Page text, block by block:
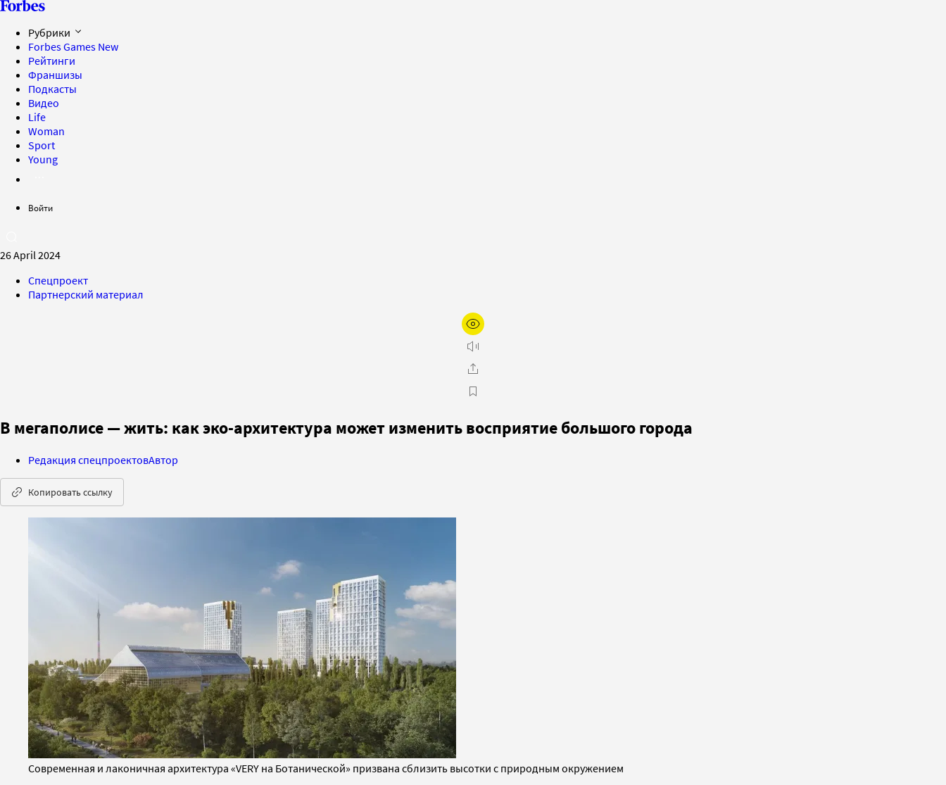
Рубрики
Forbes Games New
Рейтинги
Франшизы
Подкасты
Видео
Life
Woman
Sport
Young
Войти
26 April 2024
Спецпроект
Партнерский материал
В мегаполисе — жить: как эко-архитектура может изменить восприятие большого города
Редакция спецпроектовАвтор
Копировать ссылку
Современная и лаконичная архитектура «VERY на Ботанической» призвана сблизить высотки с природным окружением